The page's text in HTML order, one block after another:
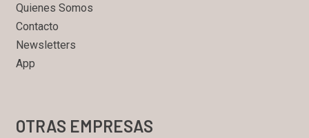
Quienes Somos
Contacto
Newsletters
App
OTRAS EMPRESAS